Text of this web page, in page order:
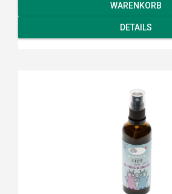
WARENKORB
DETAILS